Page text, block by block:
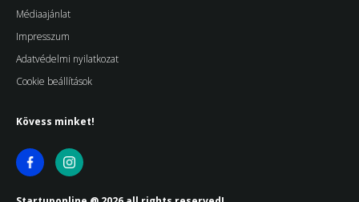
Médiaajánlat
Impresszum
Adatvédelmi nyilatkozat
Cookie beállítások
Kövess minket!